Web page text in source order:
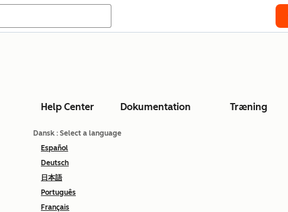
Help Center Dokumentation Træning
Dansk : Select a language
Español
Deutsch
日本語
Português
Français